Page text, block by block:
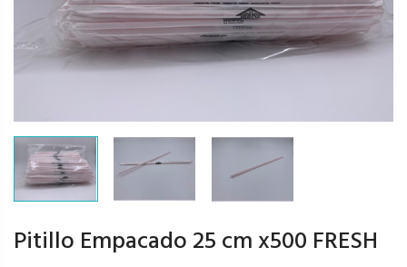
Pitillo Empacado 25 cm x500 FRESH